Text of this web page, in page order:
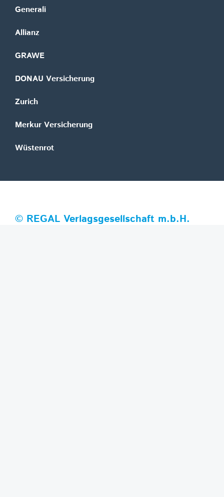
Generali
Allianz
GRAWE
DONAU Versicherung
Zurich
Merkur Versicherung
Wüstenrot
© REGAL Verlagsgesellschaft m.b.H.